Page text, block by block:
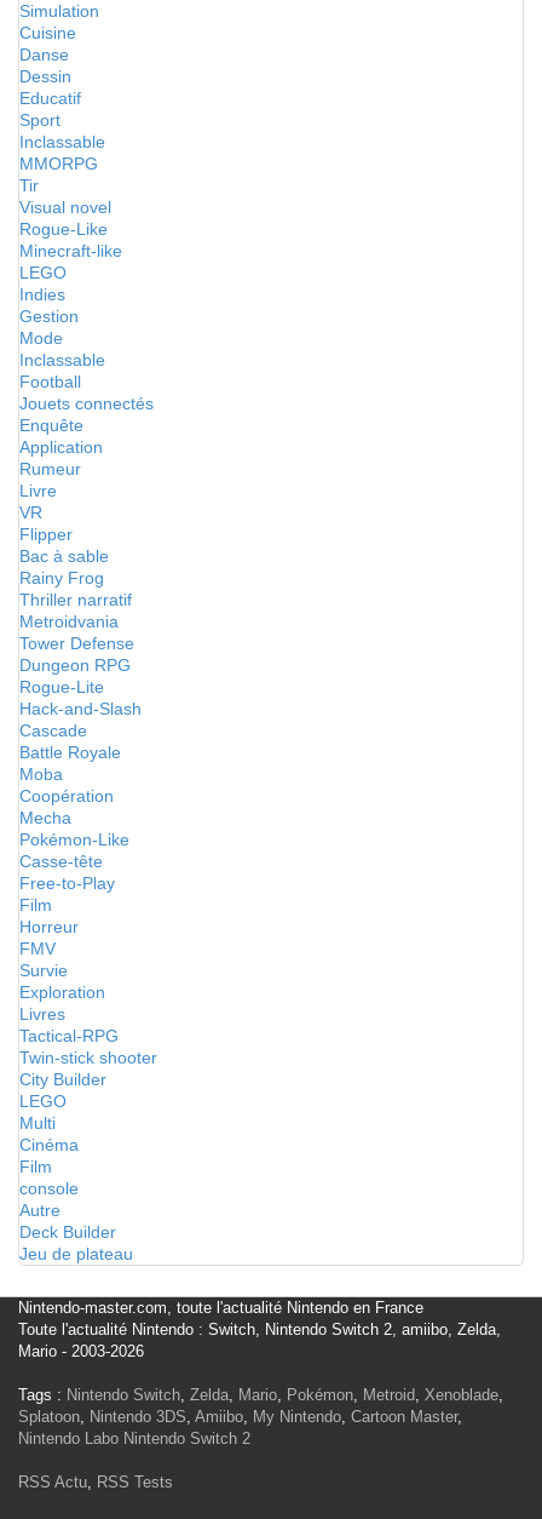
Simulation
Cuisine
Danse
Dessin
Educatif
Sport
Inclassable
MMORPG
Tir
Visual novel
Rogue-Like
Minecraft-like
LEGO
Indies
Gestion
Mode
Inclassable
Football
Jouets connectés
Enquête
Application
Rumeur
Livre
VR
Flipper
Bac à sable
Rainy Frog
Thriller narratif
Metroidvania
Tower Defense
Dungeon RPG
Rogue-Lite
Hack-and-Slash
Cascade
Battle Royale
Moba
Coopération
Mecha
Pokémon-Like
Casse-tête
Free-to-Play
Film
Horreur
FMV
Survie
Exploration
Livres
Tactical-RPG
Twin-stick shooter
City Builder
LEGO
Multi
Cinéma
Film
console
Autre
Deck Builder
Jeu de plateau
Nintendo-master.com, toute l'actualité Nintendo en France
Toute l'actualité Nintendo : Switch, Nintendo Switch 2, amiibo, Zelda,
Mario - 2003-2026
Tags : Nintendo Switch, Zelda, Mario, Pokémon, Metroid, Xenoblade,
Splatoon, Nintendo 3DS, Amiibo, My Nintendo, Cartoon Master,
Nintendo Labo Nintendo Switch 2
RSS Actu, RSS Tests